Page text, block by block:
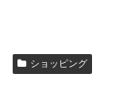
ショッピング